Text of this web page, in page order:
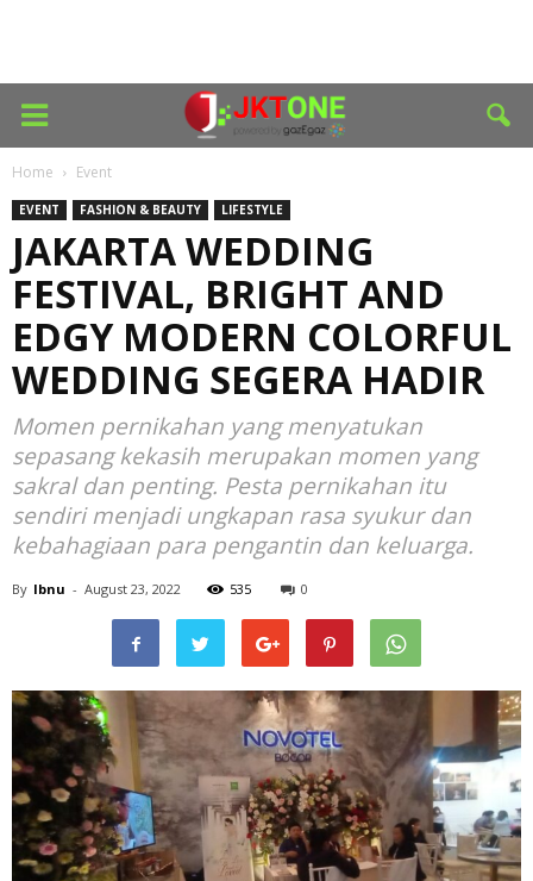
Home Event
EVENT FASHION & BEAUTY LIFESTYLE
JAKARTA WEDDING
FESTIVAL, BRIGHT AND
EDGY MODERN COLORFUL
WEDDING SEGERA HADIR
Momen pernikahan yang menyatukan
sepasang kekasih merupakan momen yang
sakral dan penting. Pesta pernikahan itu
sendiri menjadi ungkapan rasa syukur dan
kebahagiaan para pengantin dan keluarga.
By Ibnu - August 23, 2022 535 0